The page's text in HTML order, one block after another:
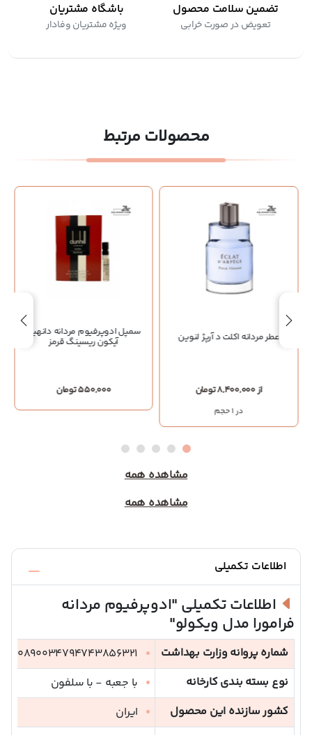
تضمین سلامت محصول
تعویض در صورت خرابی
باشگاه مشتریان
ویژه مشتریان وفادار
محصولات مرتبط
عطر مردانه اکلت د آرپژ لنوین
از 8,400,000 تومان
در 1 حجم
سمپل ادوپرفیوم مردانه دانهیل
آیکون ریسینگ قرمز
550,000 تومان
مشاهده همه
مشاهده همه
اطلاعات تکمیلی
اطلاعات تکمیلی "ادوپرفیوم مردانه
فرامورا مدل ویکولو"
شماره پروانه وزارت بهداشت
30890034794743856321
نوع بسته بندی کارخانه
با جعبه - با سلفون
کشور سازنده این محصول
ایران